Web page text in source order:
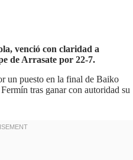
venció con claridad a
de Arrasate por 22-7.
un puesto en la final de Baiko
tras ganar con autoridad su